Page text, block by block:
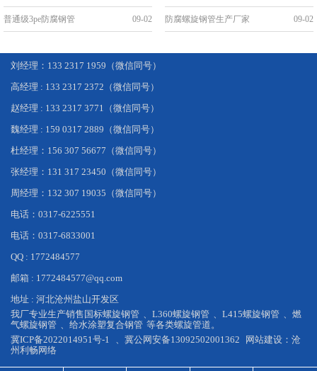
普通级3pe防腐钢管 09-02 防腐螺旋钢管生产厂家 09-02
刘经理：133 2317 1959（微信同号）
高经理 : 133 2317 2372（微信同号）
赵经理 : 133 2317 3771（微信同号）
魏经理 : 159 0317 2889（微信同号）
杜经理：156 307 56677（微信同号）
张经理：131 317 23450（微信同号）
周经理：132 307 19035（微信同号）
电话：0317-6225551
电话：0317-6833001
QQ : 1772484577
邮箱 : 1772484577@qq.com
地址 : 河北沧州盐山开发区
我厂专业生产销售 国标螺旋钢管 L360螺旋钢管 L415螺旋钢管
燃
气螺旋钢管
给水涂塑复合钢管 等各类螺旋管道。
冀ICP备2022014951号-1
冀公网安备13092502001362 网站建设： 沧
州利畅网络